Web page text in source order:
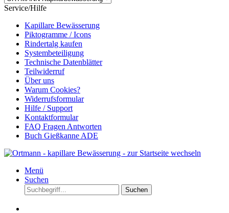
Service/Hilfe
Kapillare Bewässerung
Piktogramme / Icons
Rindertalg kaufen
Systembeteiligung
Technische Datenblätter
Teilwiderruf
Über uns
Warum Cookies?
Widerrufsformular
Hilfe / Support
Kontaktformular
FAQ Fragen Antworten
Buch Gießkanne ADE
Menü
Suchen
Suchen